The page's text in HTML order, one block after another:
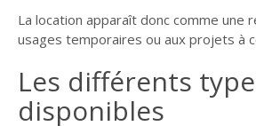
La location apparaît donc comme une
usages temporaires ou aux projets à
Les différents
disponibles